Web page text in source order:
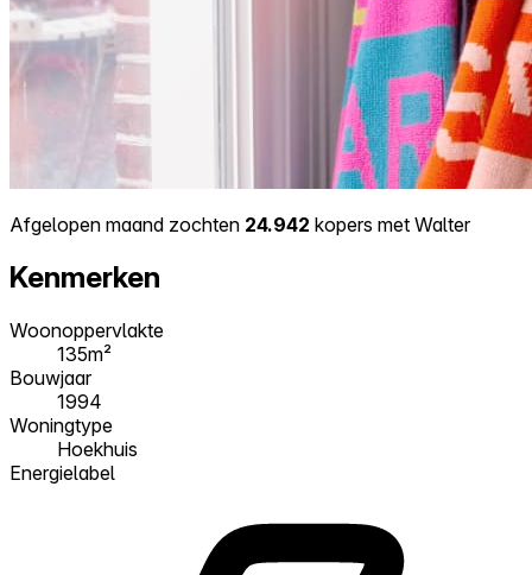
Afgelopen maand zochten 24.942 kopers met Walter
Kenmerken
Woonoppervlakte
135m²
Bouwjaar
1994
Woningtype
Hoekhuis
Energielabel